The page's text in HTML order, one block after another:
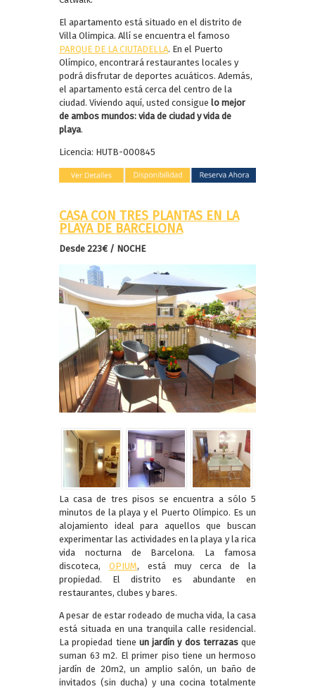
El apartamento está situado en el distrito de
Villa Olimpica. Allí se encuentra el famoso
PARQUE DE LA CIUTADELLA. En el Puerto
Olímpico, encontrará restaurantes locales y
podrá disfrutar de deportes acuáticos. Además,
el apartamento está cerca del centro de la
ciudad. Viviendo aquí, usted consigue lo mejor
de ambos mundos: vida de ciudad y vida de
playa.
Licencia: HUTB-000845
CASA CON TRES PLANTAS EN LA
PLAYA DE BARCELONA
Desde 223€ / NOCHE
La casa de tres pisos se encuentra a sólo 5
minutos de la playa y el Puerto Olímpico. Es un
alojamiento ideal para aquellos que buscan
experimentar las actividades en la playa y la rica
vida nocturna de Barcelona. La famosa
discoteca, OPIUM, está muy cerca de la
propiedad. El distrito es abundante en
restaurantes, clubes y bares.
A pesar de estar rodeado de mucha vida, la casa
está situada en una tranquila calle residencial.
La propiedad tiene un jardín y dos terrazasque
suman 63 m2. El primer piso tiene un hermoso
jardín de 20m2, un amplio salón, un baño de
invitados (sin ducha) y una cocina totalmente